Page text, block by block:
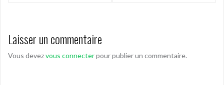
Laisser un commentaire
Vous devezvous connecterpour publier un commentaire.